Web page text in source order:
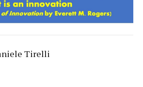
Tirelli